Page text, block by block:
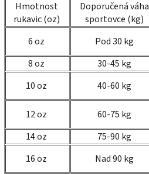
Hmotnost
rukavic (oz)
Doporučená váha
sportovce (kg)
6 oz Pod 30 kg
8 oz
30-45 kg
10 oz
40-60 kg
12 oz
60-75 kg
14 oz
75-90 kg
16 oz
Nad 90 kg